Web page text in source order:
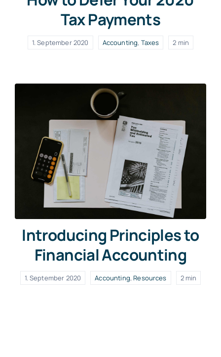
Tax Payments
1. September 2020 Accounting, Taxes 2 min
Introducing Principles to
Financial Accounting
1. September 2020 Accounting,Resources 2 min